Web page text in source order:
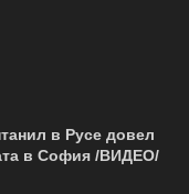
в Русе довел
в София /ВИДЕО/